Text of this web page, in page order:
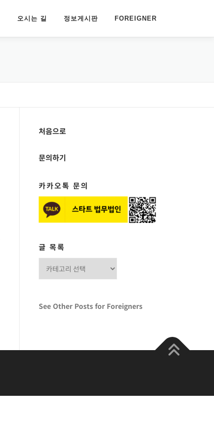
오시는 길 정보게시판 FOREIGNER
처음으로
문의하기
카카오톡 문의
글 목록
See Other Posts for Foreigners